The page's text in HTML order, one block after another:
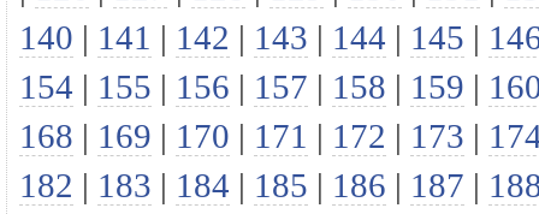
140 | 141 | 142 | 143 | 144 | 145 |
154 | 155 | 156 | 157 | 158 | 159 |
168 | 169 | 170 | 171 | 172 | 173 |
182 | 183 | 184 | 185 | 186 | 187 |